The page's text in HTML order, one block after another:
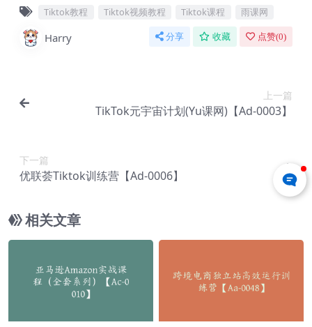
Tiktok教程 Tiktok视频教程 Tiktok课程 雨课网
Harry 分享 收藏 点赞(0)
上一篇
TikTok元宇宙计划(Yu课网)【Ad-0003】
下一篇
优联荟Tiktok训练营【Ad-0006】
相关文章